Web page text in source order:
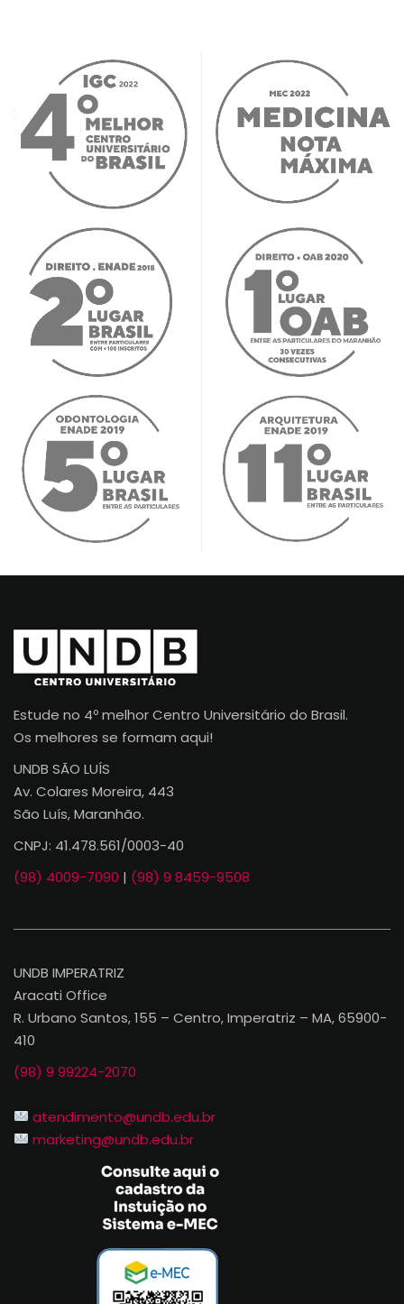
Estude no 4º melhor Centro Universitário do Brasil.
Os melhores se formam aqui!
UNDB SÃO LUÍS
Av. Colares Moreira, 443
São Luís, Maranhão.
CNPJ: 41.478.561/0003-40
(98) 4009-7090 | (98) 9 8459-9508
UNDB IMPERATRIZ
Aracati Office
R. Urbano Santos, 155 – Centro, Imperatriz – MA, 65900-
410
(98) 9 99224-2070
atendimento@undb.edu.br
marketing@undb.edu.br